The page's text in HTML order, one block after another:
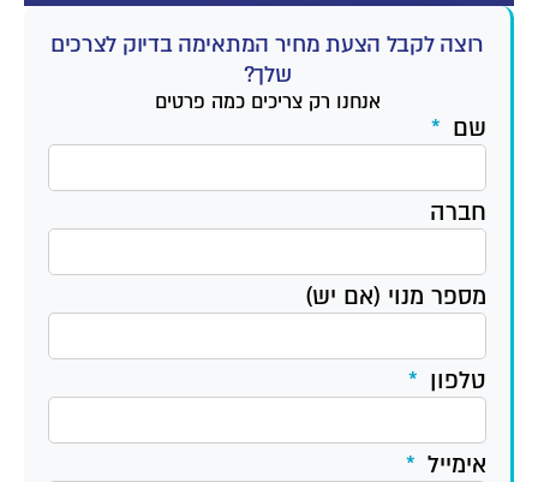
רוצה לקבל הצעת מחיר המתאימה בדיוק לצרכים
שלך?
אנחנו רק צריכים כמה פרטים
שם
חברה
מספר מנוי (אם יש)
טלפון
אימייל